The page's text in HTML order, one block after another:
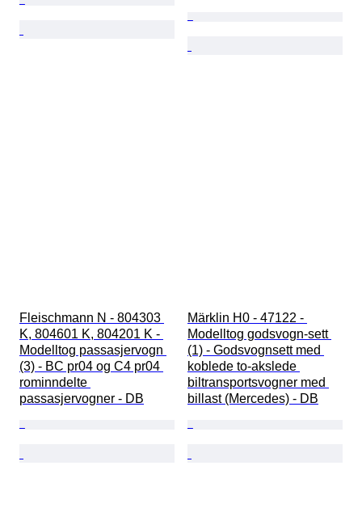
Fleischmann N - 804303
K, 804601 K, 804201 K -
Modelltog passasjervogn
(3) - BC pr04 og C4 pr04
rominndelte
passasjervogner - DB
Märklin H0 - 47122 -
Modelltog godsvogn-sett
(1) - Godsvognsett med
koblede to-akslede
biltransportsvogner med
billast (Mercedes) - DB